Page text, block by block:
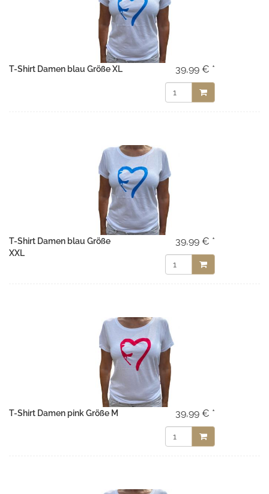
T-Shirt Damen blau Größe XL 39,99 € *
T-Shirt Damen blau Größe
XXL
39,99 € *
T-Shirt Damen pink Größe M 39,99 € *